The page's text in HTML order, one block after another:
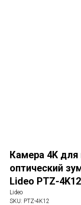
Камера 4K
оптический
Lideo PTZ-4K12
Lideo
SKU: PTZ-4K12